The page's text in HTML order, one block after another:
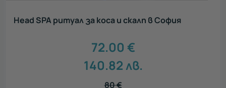
Head SPA ритуал за коса и скалп в София
72.00 €
140.82лв.
80€